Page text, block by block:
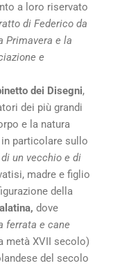
a loro riservato
di Federico da
Primavera e la
e
dei Disegni,
dei più grandi
e la natura
particolare sullo
un vecchio e di
madre e figlio
della
dove
ferrata e cane
metà XVII secolo)
del secolo